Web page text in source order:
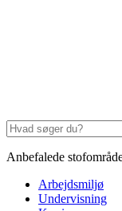
Anbefalede
Arbejdsmiljø
Undervisning